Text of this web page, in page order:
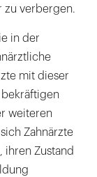
zu verbergen.
in der
mit dieser
weiteren
Zahnärzte
ihren Zustand